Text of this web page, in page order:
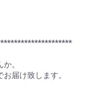
。
届け致します。